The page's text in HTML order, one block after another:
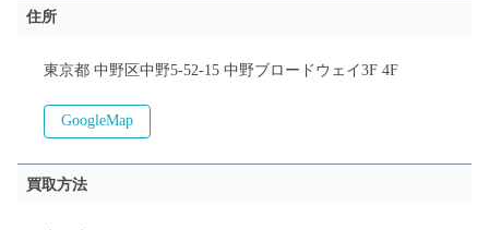
住所
東京都 中野区中野5-52-15 中野ブロードウェイ3F 4F
GoogleMap
買取方法